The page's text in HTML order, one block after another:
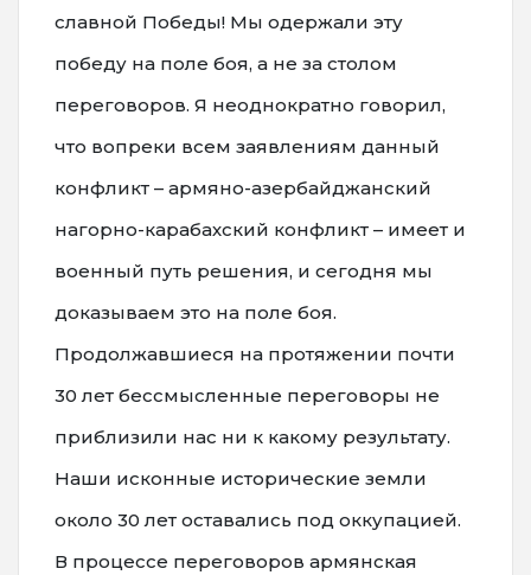
славной Победы! Мы одержали эту
победу на поле боя, а не за столом
переговоров. Я неоднократно говорил,
что вопреки всем заявлениям данный
конфликт – армяно-азербайджанский
нагорно-карабахский конфликт – имеет и
военный путь решения, и сегодня мы
доказываем это на поле боя.
Продолжавшиеся на протяжении почти
30 лет бессмысленные переговоры не
приблизили нас ни к какому результату.
Наши исконные исторические земли
около 30 лет оставались под оккупацией.
В процессе переговоров армянская